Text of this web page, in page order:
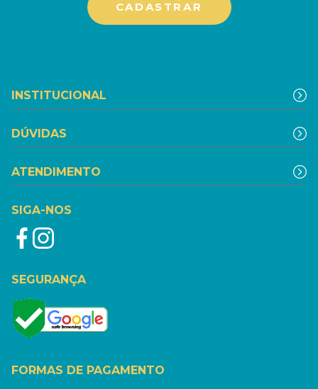
INSTITUCIONAL
DÚVIDAS
ATENDIMENTO
SIGA-NOS
SEGURANÇA
FORMAS DE PAGAMENTO